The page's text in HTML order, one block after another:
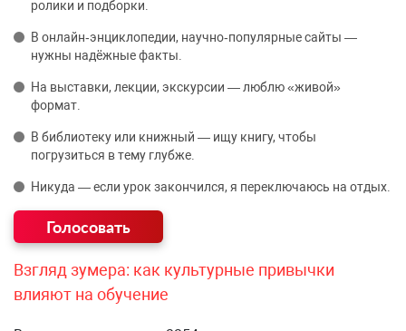
ролики и подборки.
В онлайн‑энциклопедии, научно‑популярные сайты —
нужны надёжные факты.
На выставки, лекции, экскурсии — люблю «живой»
формат.
В библиотеку или книжный — ищу книгу, чтобы
погрузиться в тему глубже.
Никуда — если урок закончился, я переключаюсь на отдых.
Взгляд зумера: как культурные привычки
влияют на обучение